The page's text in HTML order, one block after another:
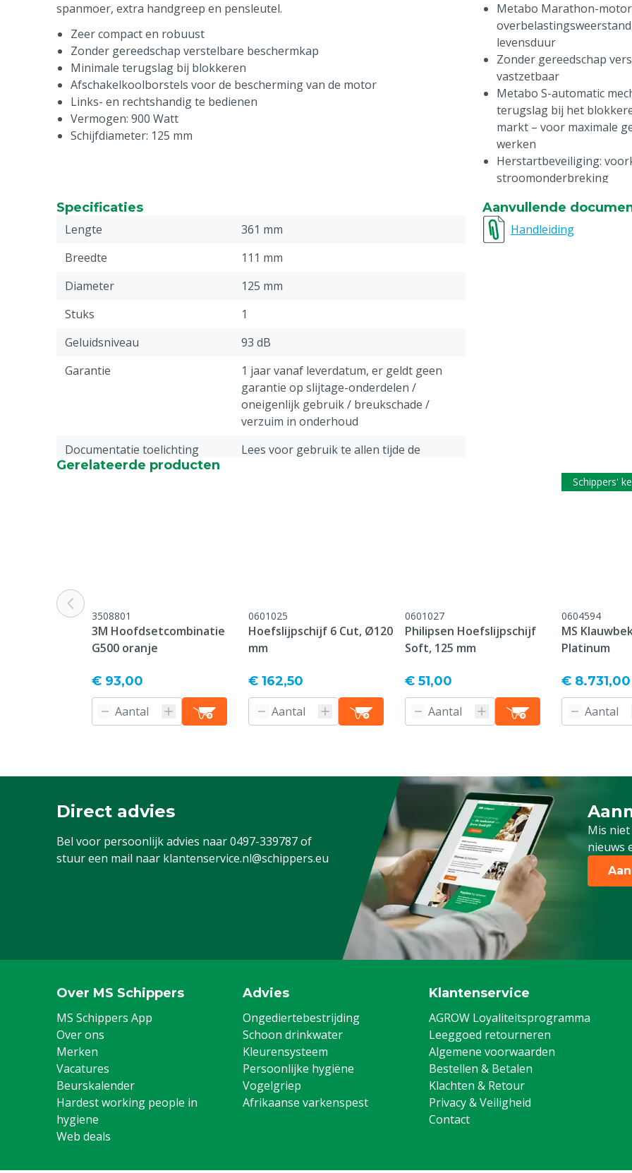
spanmoer, extra handgreep en pensleutel.
Zeer compact en robuust
Zonder gereedschap verstelbare beschermkap
Minimale terugslag bij blokkeren
Afschakelkoolborstels voor de bescherming van de motor
Links- en rechtshandig te bedienen
Vermogen: 900 Watt
Schijfdiameter: 125 mm
Metabo Marathon-motor
levensduur
Zonder gereedschap
vastzetbaar
Metabo S-automatic
terugslag bij het
markt – voor maximale
werken
Herstartbeveiliging:
stroomonderbreking
linkshandige bediening
Afschakelkoolborstels
Specificaties
Lengte
361 mm
Breedte
111 mm
Diameter
125 mm
Stuks
1
Geluidsniveau
93 dB
Garantie
1 jaar vanaf leverdatum, er geldt geen
garantie op slijtage-onderdelen /
oneigenlijk gebruik / breukschade /
verzuim in onderhoud
Documentatie toelichting
Lees voor gebruik te allen tijde de
Aandrijving
Kleur
Zwart
Aanvullende
Handleiding
Gerelateerde producten
3508801
3M Hoofdsetcombinatie
G500 oranje
€ 93,00
0601025
Hoefslijpschijf 6 Cut, Ø120
mm
€ 162,50
0601027
Philipsen Hoefslijpschijf
Soft, 125 mm
€ 51,00
Schippers'
0604594
MS
Platinum
€ 8.731,00
Direct advies
Bel voor persoonlijk advies naar0497-339787of
stuur een mail naar klantenservice.nl@schippers.eu
Mis
nieuws
Schrijf
Over MS Schippers
MS Schippers App
Over ons
Merken
Vacatures
Beurskalender
Hardest working people in
hygiene
Web deals
Advies
Ongediertebestrijding
Schoon drinkwater
Kleurensysteem
Persoonlijke hygiëne
Vogelgriep
Afrikaanse varkenspest
Klantenservice
AGROW Loyaliteitsprogramma
Leeggoed retourneren
Algemene voorwaarden
Bestellen & Betalen
Klachten & Retour
Privacy & Veiligheid
Contact